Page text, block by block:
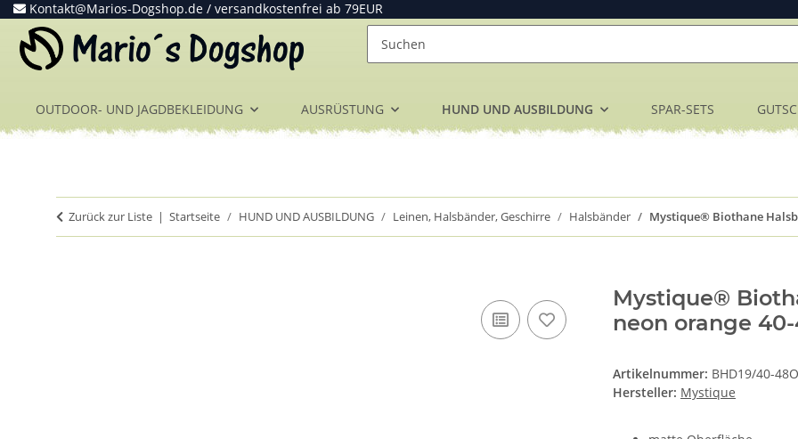
Kontakt@Marios-Dogshop.de / versandkostenfrei ab 79EUR
OUTDOOR- UND JAGDBEKLEIDUNG AUSRÜSTUNG HUND UND AUSBILDUNG SPAR-SETS
Zurück zur Liste Startseite HUND UND AUSBILDUNG Leinen, Halsbänder, Geschirre Halsbänder Mystique® Biothane
Mystique®
neon orange
Artikelnummer: BHD19/40-48O
Hersteller: Mystique